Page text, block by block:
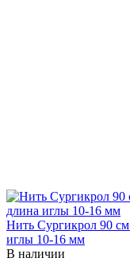
Нить Сургикрол 90
иглы 10-16 мм
В наличии